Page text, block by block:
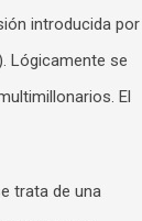
introducida por
Lógicamente se
El
trata de una